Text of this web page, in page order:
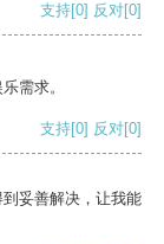
支持[0] 反对[0]
需求。
支持[0] 反对[0]
妥善解决，让我能